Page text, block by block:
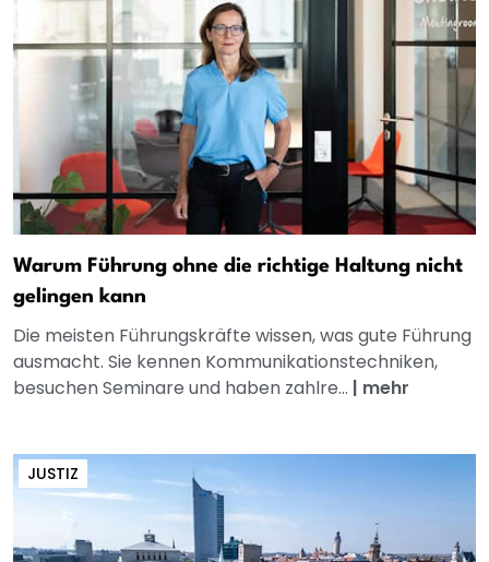
Warum Führung ohne die richtige Haltung nicht
gelingen kann
Die meisten Führungskräfte wissen, was gute Führung
ausmacht. Sie kennen Kommunikationstechniken,
besuchen Seminare und haben zahlre... | mehr
JUSTIZ